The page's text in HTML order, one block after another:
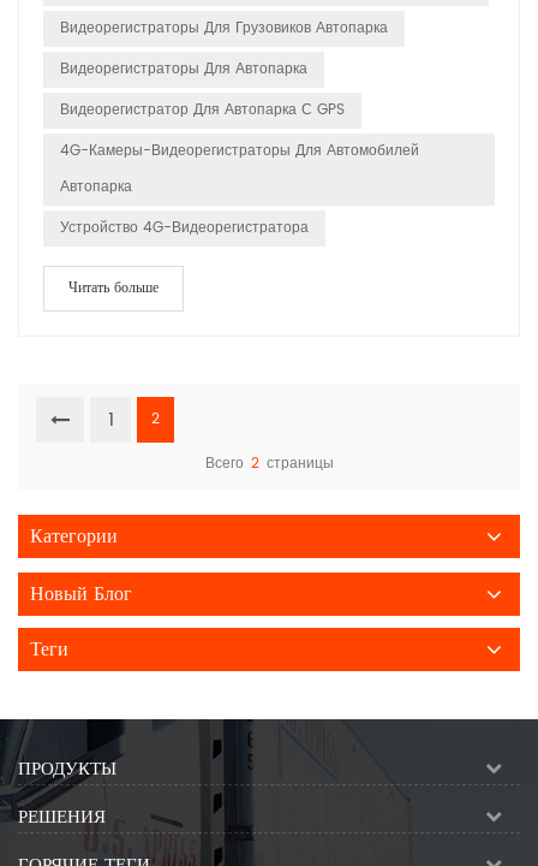
устройство, безупречно работающе...
Видеорегистраторы Для Грузовиков Автопарка
Видеорегистраторы Для Автопарка
Видеорегистратор Для Автопарка С GPS
4G-Камеры-Видеорегистраторы Для Автомобилей
Автопарка
Устройство 4G-Видеорегистратора
Читать больше
1
2
Всего 2 страницы
Категории
Новый Блог
Теги
ПРОДУКТЫ
РЕШЕНИЯ